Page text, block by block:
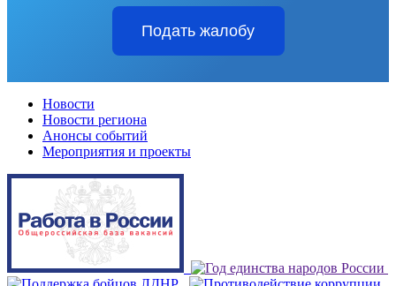
Подать жалобу
Новости
Новости региона
Анонсы событий
Мероприятия и проекты